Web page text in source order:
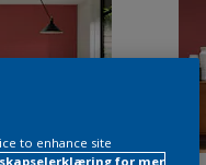
to enhance site
for mer